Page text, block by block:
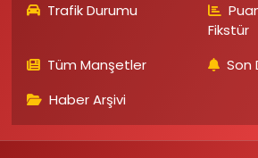
Trafik Durumu
Fikstür
Tüm Manşetler
Son
Haber Arşivi